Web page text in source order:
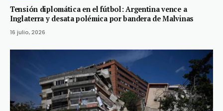
Tensión diplomática en el fútbol: Argentina vence a
Inglaterra y desata polémica por bandera de Malvinas
16 julio, 2026